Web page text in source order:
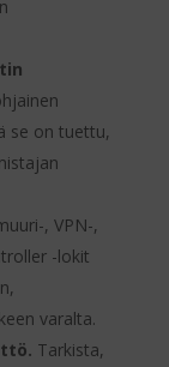
se on tuettu,
, VPN-,
-lokit
varalta.
Tarkista,